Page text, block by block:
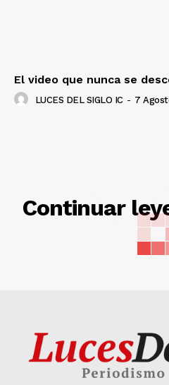
El video que nunca se
LUCES DEL SIGLO IC - 7
Continuar